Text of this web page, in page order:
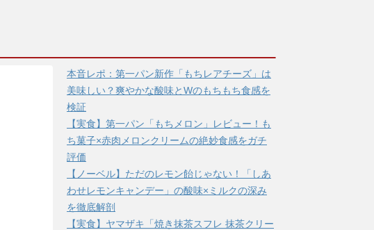
本音レポ：第一パン新作「もちレアチーズ」は
美味しい？爽やかな酸味とWのもちもち食感を
検証
【実食】第一パン「もちメロン」レビュー！も
ち菓子×赤肉メロンクリームの絶妙食感をガチ
評価
【ノーベル】ただのレモン飴じゃない！「しあ
わせレモンキャンデー」の酸味×ミルクの深み
を徹底解剖
【実食】ヤマザキ「焼き抹茶スフレ 抹茶クリー